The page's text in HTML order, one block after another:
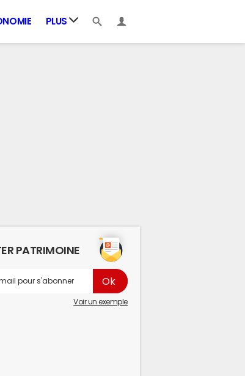
PLUS
PATRIMOINE
Voir un exemple